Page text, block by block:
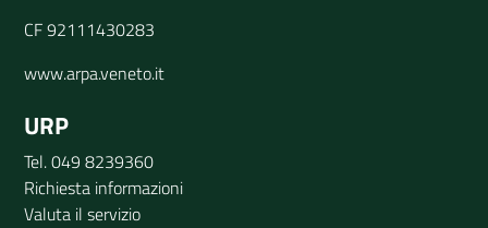
CF 92111430283
www.arpa.veneto.it
URP
Tel. 049 8239360
Richiesta informazioni
Valuta il servizio